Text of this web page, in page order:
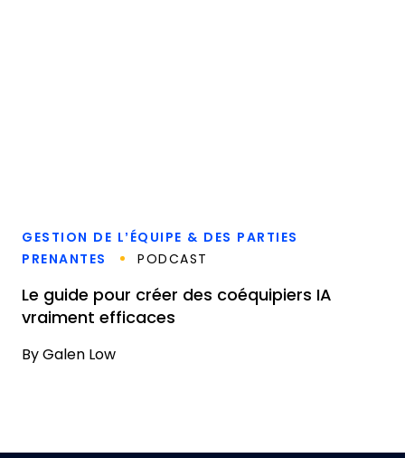
GESTION DE L’ÉQUIPE & DES PARTIES
PRENANTES
PODCAST
Le guide pour créer des coéquipiers IA
vraiment efficaces
By Galen Low